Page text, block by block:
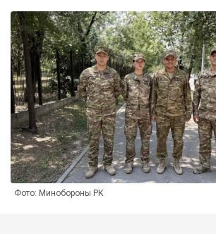
Фото: Минобороны РК